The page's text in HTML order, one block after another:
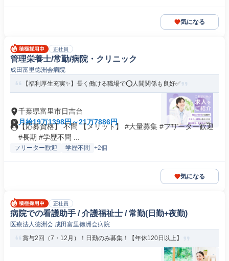
気になる
正社員
管理栄養士/常勤/病院・クリニック
成田富里徳洲会病院
【福利厚生充実✨】長く働ける職場で⭕️人間関係も良好✅️
千葉県富里市日吉台
月給19万1398円～21万7886円
【応募資格】 不問 【メリット】 #大量募集 #フリーター歓迎
#長期 #学歴不問 ...
フリーター歓迎 学歴不問 +2個
気になる
正社員
病院での看護助手 / 介護福祉士 / 常勤(日勤+夜勤)
医療法人徳洲会 成田富里徳洲会病院
賞与2回（7・12月）！日勤のみ募集！【年休120日以上】